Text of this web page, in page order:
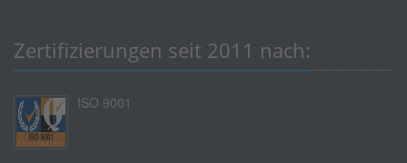
Zertifizierungen seit 2011 nach:
ISO 9001